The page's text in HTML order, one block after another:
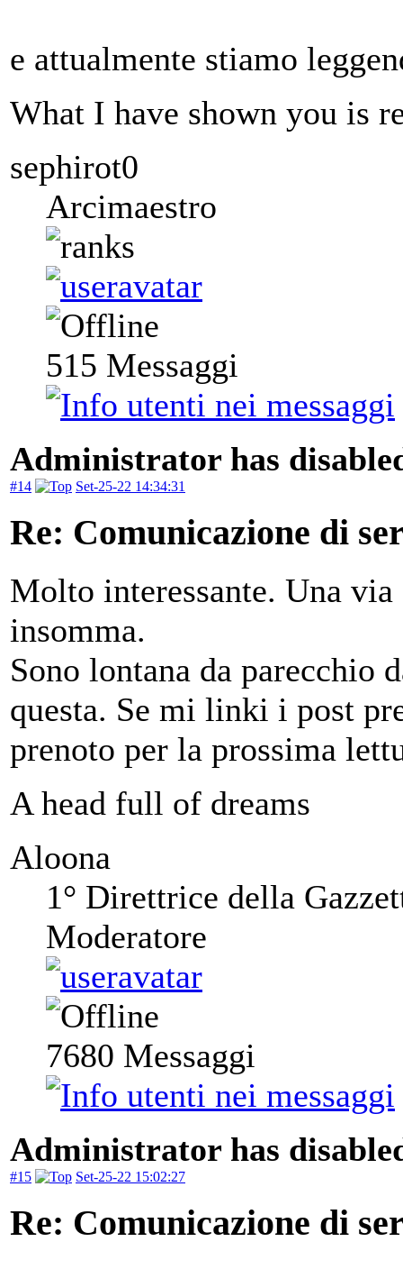
e attualmente stiamo
What I have shown you is
sephirot0
Arcimaestro
515 Messaggi
Administrator has
#14 Set-25-22 14:34:31
Re: Comunicazione di
Molto interessante. Una
insomma.
Sono lontana da parecchio
questa. Se mi linki i post
prenoto per la prossima
A head full of dreams
Aloona
1° Direttrice della
Moderatore
7680 Messaggi
Administrator has
#15 Set-25-22 15:02:27
Re: Comunicazione di